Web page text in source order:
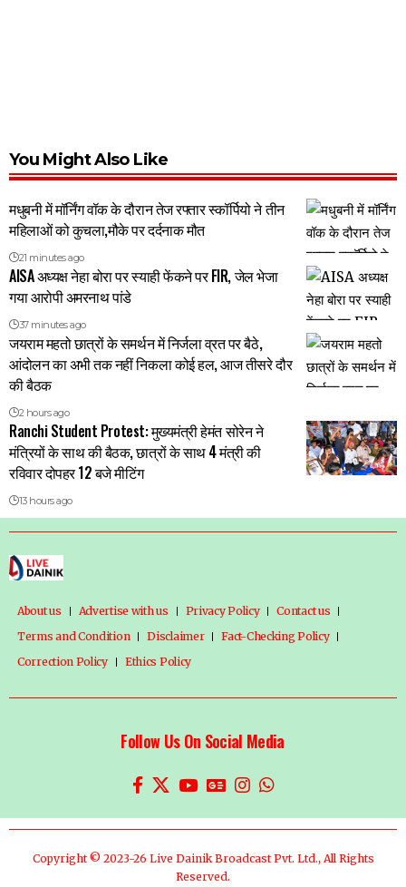
You Might Also Like
मधुबनी में मॉर्निंग वॉक के दौरान तेज रफ्तार स्कॉर्पियो ने तीन
महिलाओं को कुचला,मौके पर दर्दनाक मौत
21 minutes ago
AISA अध्यक्ष नेहा बोरा पर स्याही फेंकने पर FIR, जेल भेजा
गया आरोपी अमरनाथ पांडे
37 minutes ago
जयराम महतो छात्रों के समर्थन में निर्जला व्रत पर बैठे,
आंदोलन का अभी तक नहीं निकला कोई हल, आज तीसरे दौर
की बैठक
2 hours ago
Ranchi Student Protest: मुख्यमंत्री हेमंत सोरेन ने
मंत्रियों के साथ की बैठक, छात्रों के साथ 4 मंत्री की
रविवार दोपहर 12 बजे मीटिंग
13 hours ago
About us Advertise with us Privacy Policy
Contact us
Terms and Condition
Disclaimer
Fact-Checking Policy
Correction Policy
Ethics Policy
Follow Us On Social Media
Copyright © 2023-26 Live Dainik Broadcast Pvt. Ltd., All Rights
Reserved.